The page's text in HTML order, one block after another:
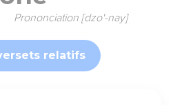
Prononciation [dzo'-nay]
relatifs